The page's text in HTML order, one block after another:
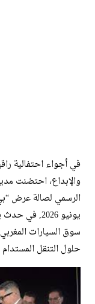
في أجواء احتفالية
والإبداع، احتضنت
يونيو 2026,
سوق السيارات
حلول التنقل